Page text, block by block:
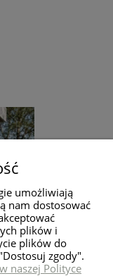
umożliwiają
nam dostosować
plików i
plików do
zgody".
naszej Polityce